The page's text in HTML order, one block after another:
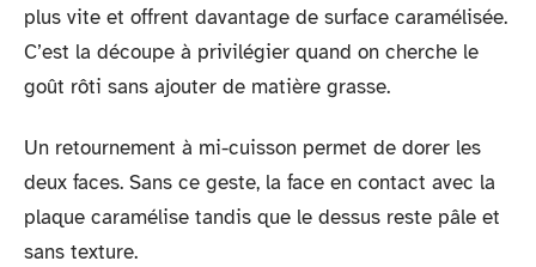
plus vite et offrent davantage de surface caramélisée.
C’est la découpe à privilégier quand on cherche le
goût rôti sans ajouter de matière grasse.
Un retournement à mi-cuisson permet de dorer les
deux faces. Sans ce geste, la face en contact avec la
plaque caramélise tandis que le dessus reste pâle et
sans texture.